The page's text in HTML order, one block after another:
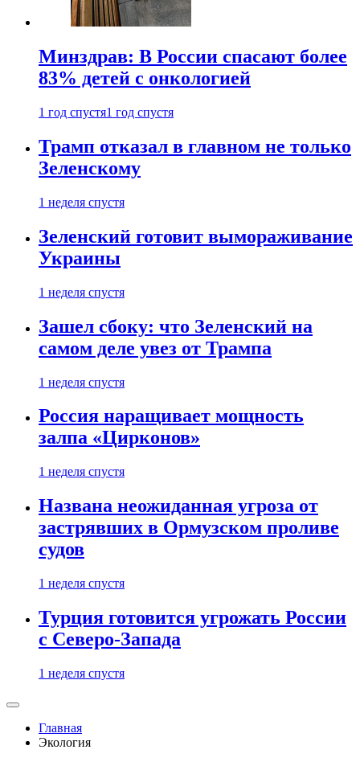
Минздрав: В России спасают более
83% детей с онкологией
1 год спустя1 год спустя
Трамп отказал в главном не только
Зеленскому
1 неделя спустя
Зеленский готовит вымораживание
Украины
1 неделя спустя
Зашел сбоку: что Зеленский на
самом деле увез от Трампа
1 неделя спустя
Россия наращивает мощность
залпа «Цирконов»
1 неделя спустя
Названа неожиданная угроза от
застрявших в Ормузском проливе
судов
1 неделя спустя
Турция готовится угрожать России
с Северо-Запада
1 неделя спустя
Главная
Экология